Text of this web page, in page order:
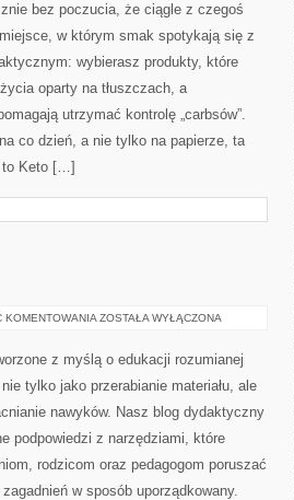
bez poczucia, że ciągle z czegoś
w którym smak spotykają się z
wybierasz produkty, które
oparty na tłuszczach, a
utrzymać kontrolę „carbsów”.
co dzień, a nie tylko na papierze, ta
to Keto […]
KOMENTOWANIA KOREPETYCJE
ZOSTAŁA WYŁĄCZONA
z myślą o edukacji rozumianej
tylko jako przerabianie materiału, ale
nawyków. Nasz blog dydaktyczny
podpowiedzi z narzędziami, które
rodzicom oraz pedagogom poruszać
w sposób uporządkowany.